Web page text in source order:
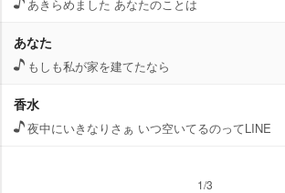
あきらめました あなたのことは
あなた
もしも私が家を建てたなら
香水
夜中にいきなりさぁ いつ空いてるのってLINE
1/3